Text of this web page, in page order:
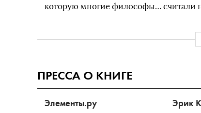
которую многие философы… считали
ПРЕССА О КНИГЕ
Элементы.ру Эрик